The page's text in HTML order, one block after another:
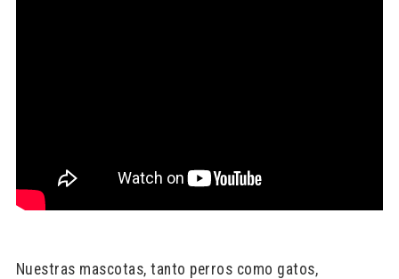
Nuestras mascotas, tanto perros como gatos,